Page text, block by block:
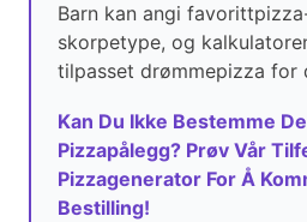
Barn kan angi
skorpetype, og
tilpasset drømmepizza for
Kan Du Ikke Bestemme
Pizzapålegg? Prøv Vår
Pizzagenerator For Å
Bestilling!